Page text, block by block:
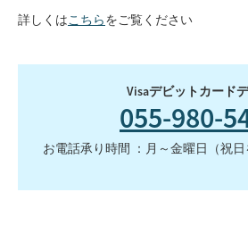
詳しくはこちらをご覧ください
Visaデビットカード
055-980-
お電話承り時間 ：月～金曜日（祝日